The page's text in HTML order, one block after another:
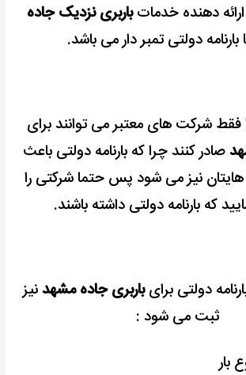
ارائه دهنده خدماتباربری نزدیک جاده
بارنامه دولتی تمبر دار می باشد.
فقط شرکت های معتبر می توانند برای
صادر کنند چرا که بارنامه دولتی باعث
هایتان نیز می شود پس حتما شرکتی را
که بارنامه دولتی داشته باشند.
دولتی برایباربری جاده مشهدنیز
ثبت می شود :
بار